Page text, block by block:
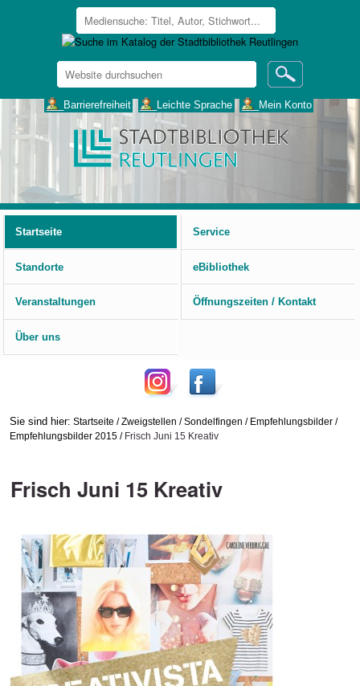
Website
durchsuchen
___Barrierefreiheit ___Leichte Sprache ___Mein Konto
Startseite
Service
Standorte eBibliothek
Veranstaltungen Öffnungszeiten / Kontakt
Über uns
Sie sind hier: Startseite /Zweigstellen /Sondelfingen / Empfehlungsbilder /
Empfehlungsbilder 2015 / Frisch Juni 15 Kreativ
Frisch Juni 15 Kreativ